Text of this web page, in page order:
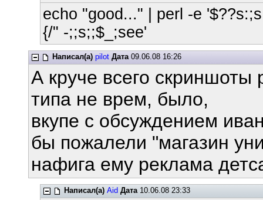
echo "good..." | perl -e
{/" -;;s;;$_;see'
Написал(а) pilot Дата09.06.08 16:26
А круче всего скриншоты
типа не врем, было,
вкупе с обсуждением
бы пожалели "магазин
нафига ему реклама
Написал(а) Aid Дата10.06.08 23:33